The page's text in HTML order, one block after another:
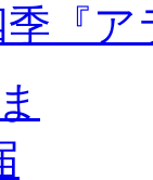
『ア